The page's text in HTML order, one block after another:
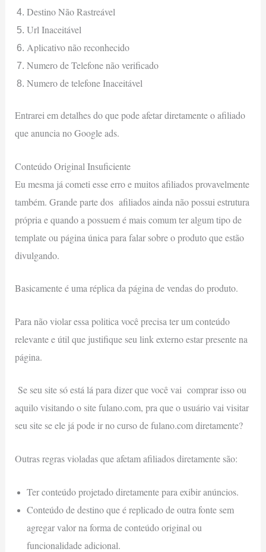
Destino Não Rastreável
Url Inaceitável
Aplicativo não reconhecido
Numero de Telefone não verificado
Numero de telefone Inaceitável
Entrarei em detalhes do que pode afetar diretamente o afiliado
que anuncia no Google ads.
Conteúdo Original Insuficiente
Eu mesma já cometi esse erro e muitos afiliados provavelmente
também. Grande parte dos afiliados ainda não possui estrutura
própria e quando a possuem é mais comum ter algum tipo de
template ou página única para falar sobre o produto que estão
divulgando.
Basicamente é uma réplica da página de vendas do produto.
Para não violar essa politica você precisa ter um conteúdo
relevante e útil que justifique seu link externo estar presente na
página.
Se seu site só está lá para dizer que você vai comprar isso ou
aquilo visitando o site fulano.com, pra que o usuário vai visitar
seu site se ele já pode ir no curso de fulano.com diretamente?
Outras regras violadas que afetam afiliados diretamente são:
Ter conteúdo projetado diretamente para exibir anúncios.
Conteúdo de destino que é replicado de outra fonte sem
agregar valor na forma de conteúdo original ou
funcionalidade adicional.